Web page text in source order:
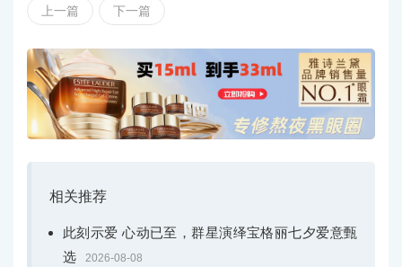
上一篇 下一篇
相关推荐
此刻示爱 心动已至，群星演绎宝格丽七夕爱意甄
选
2026-08-08